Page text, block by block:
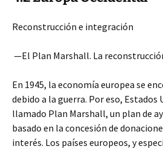
Reconstrucción e integración
—El Plan Marshall. La
En 1945, la economía europea se
debido a la guerra. Por eso, Estados
llamado Plan Marshall, un plan de
basado en la concesión de
interés. Los países europeos, y